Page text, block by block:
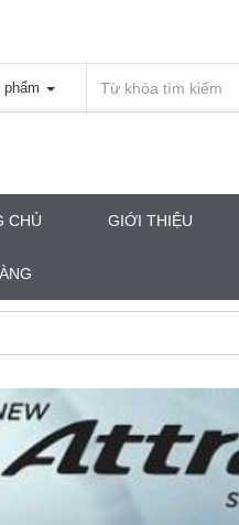
phẩm
CHỦ GIỚI THIỆU